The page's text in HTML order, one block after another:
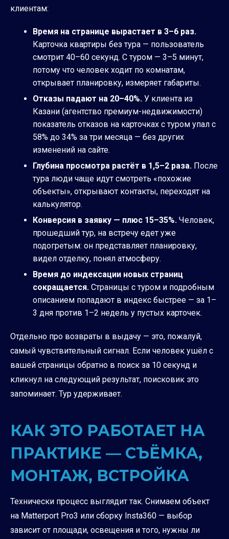
клиентам:
Время на странице вырастает в 3–6 раз.
Карточка квартиры без тура — пользователь
смотрит 40–60 секунд. С туром — 3–5 минут,
потому что человек ходит по комнатам,
открывает планировку, измеряет габариты.
Отказы падают на 20–40%. У клиента из
Казани (агентство премиум-недвижимости)
показатель отказов на карточках с туром упал с
58% до 34% за три месяца — без других
изменений на сайте.
Глубина просмотра растёт в 1,5–2 раза. После
тура люди чаще идут смотреть «похожие
объекты», открывают контакты, переходят на
калькулятор.
Конверсия в заявку — плюс 15–35%. Человек,
прошедший тур, на встречу едет уже
подогретым: он представляет планировку,
видел отделку, понял атмосферу.
Время до индексации новых страниц
сокращается. Страницы с туром и подробным
описанием попадают в индекс быстрее — за 1–
3 дня против 1–2 недель у пустых карточек.
Отдельно про возвраты в выдачу — это, пожалуй,
самый чувствительный сигнал. Если человек ушёл с
вашей страницы обратно в поиск за 10 секунд и
кликнул на следующий результат, поисковик это
запоминает. Тур удерживает.
КАК ЭТО РАБОТАЕТ НА
ПРАКТИКЕ — СЪЁМКА,
МОНТАЖ, ВСТРОЙКА
Технически процесс выглядит так. Снимаем объект
на Matterport Pro3 или сборку Insta360 — выбор
зависит от площади, освещения и того, нужны ли